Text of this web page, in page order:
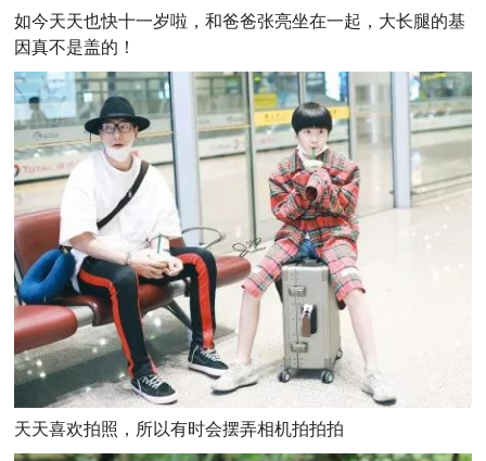
如今天天也快十一岁啦，和爸爸张亮坐在一起，大长腿的基
因真不是盖的！
天天喜欢拍照，所以有时会摆弄相机拍拍拍